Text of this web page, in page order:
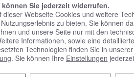
anfragen!
Sie jederzeit widerrufen.
dieser Webseite Cookies und weitere
zu bieten. Sie können
und unsere Seite nur mit den
Informationen, sowie eine
Technologien finden Sie in unserer
. Sie können Ihre Einstellungen